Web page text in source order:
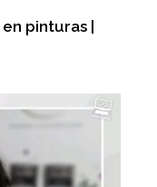
pinturas |